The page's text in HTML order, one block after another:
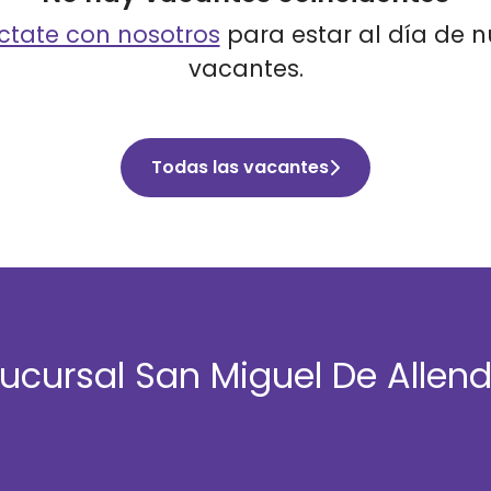
con nosotros para estar al día de
vacantes.
Todas las vacantes
San Miguel De